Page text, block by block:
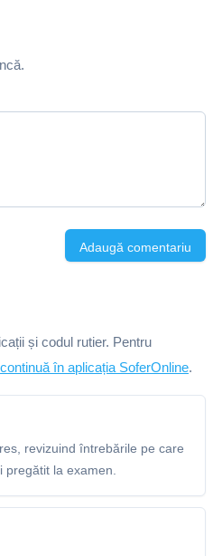
Adaugă comentariu
și codul rutier. Pentru
continuă în aplicația SoferOnline.
revizuind întrebările pe care
la examen.